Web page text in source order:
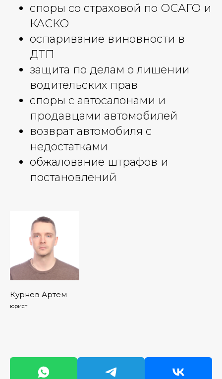
споры со страховой по ОСАГО и
КАСКО
оспаривание виновности в
ДТП
защита по делам о лишении
водительских прав
споры с автосалонами и
продавцами автомобилей
возврат автомобиля с
недостатками
обжалование штрафов и
постановлений
Курнев Артем
юрист